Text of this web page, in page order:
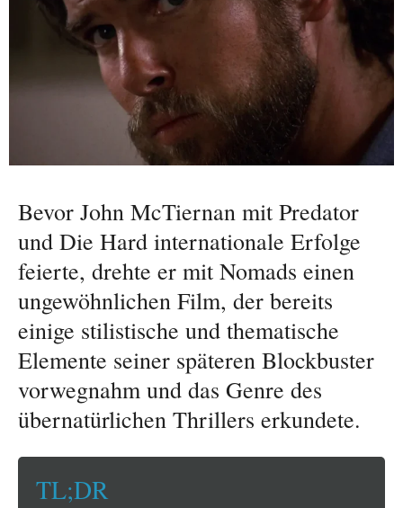
Bevor John McTiernan mit Predator
und Die Hard internationale Erfolge
feierte, drehte er mit Nomads einen
ungewöhnlichen Film, der bereits
einige stilistische und thematische
Elemente seiner späteren Blockbuster
vorwegnahm und das Genre des
übernatürlichen Thrillers erkundete.
TL;DR